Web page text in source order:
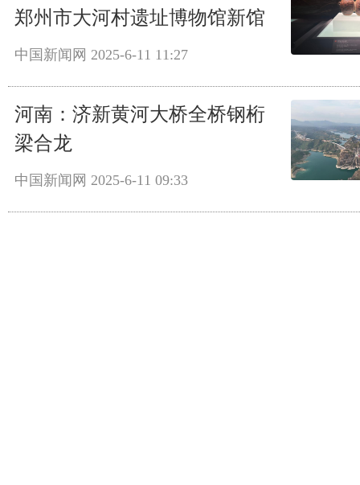
郑州市大河村遗址博物馆新馆
中国新闻网 2025-6-11 11:27
河南：济新黄河大桥全桥钢桁
梁合龙
中国新闻网 2025-6-11 09:33